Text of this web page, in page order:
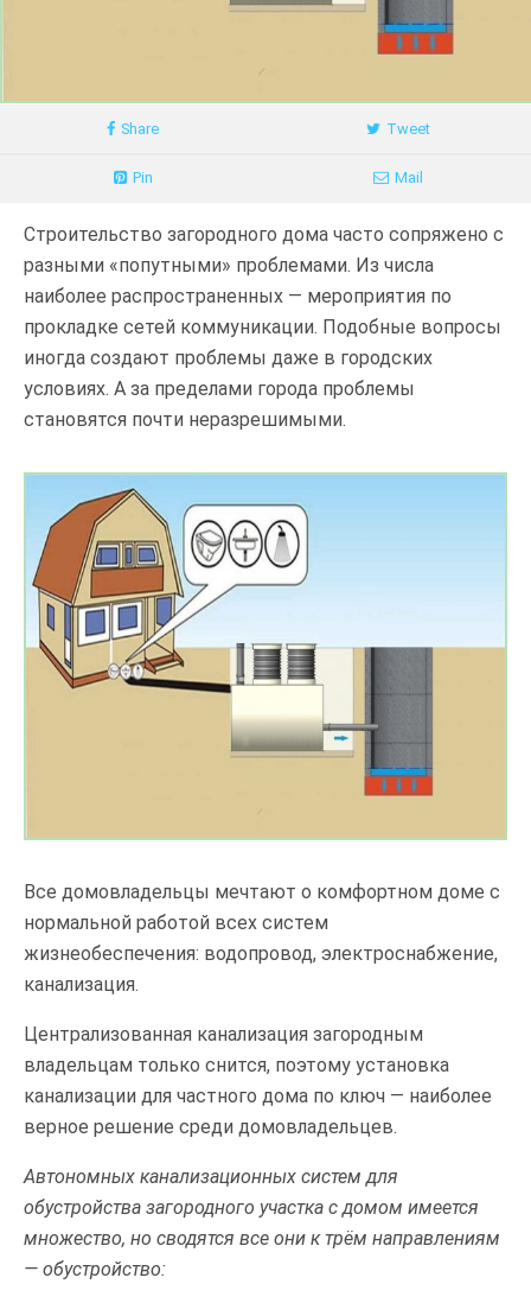
Share Tweet
Pin Mail
Строительство загородного дома часто сопряжено с
разными «попутными» проблемами. Из числа
наиболее распространенных — мероприятия по
прокладке сетей коммуникации. Подобные вопросы
иногда создают проблемы даже в городских
условиях. А за пределами города проблемы
становятся почти неразрешимыми.
Все домовладельцы мечтают о комфортном доме с
нормальной работой всех систем
жизнеобеспечения: водопровод, электроснабжение,
канализация.
Централизованная канализация загородным
владельцам только снится, поэтому установка
канализации для частного дома по ключ — наиболее
верное решение среди домовладельцев.
Автономных канализационных систем для
обустройства загородного участка с домом имеется
множество, но сводятся все они к трём направлениям
— обустройство: